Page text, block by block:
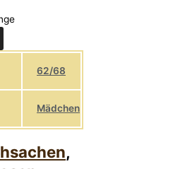
62/68
Mädchen
,